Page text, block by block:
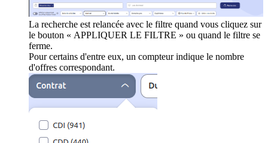
La recherche est relancée avec le filtre quand vous cliquez sur
le bouton « APPLIQUER LE FILTRE » ou quand le filtre se
ferme.
Pour certains d'entre eux, un compteur indique le nombre
d'offres correspondant.